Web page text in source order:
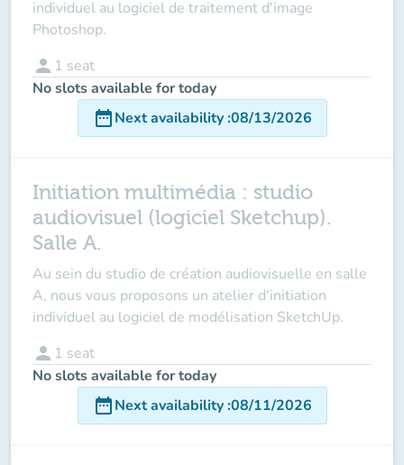
individuel au logiciel de traitement d'image
Photoshop.
person 1 seat
No slots available for today
date_rangeNext availability:08/13/2026
Initiation multimédia : studio
audiovisuel (logiciel Sketchup).
Salle A.
Au sein du studio de création audiovisuelle en salle
A, nous vous proposons un atelier d'initiation
individuel au logiciel de modélisation SketchUp.
person 1 seat
No slots available for today
date_rangeNext availability:08/11/2026